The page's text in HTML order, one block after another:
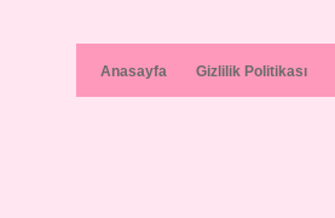
Anasayfa Gizlilik Politikası